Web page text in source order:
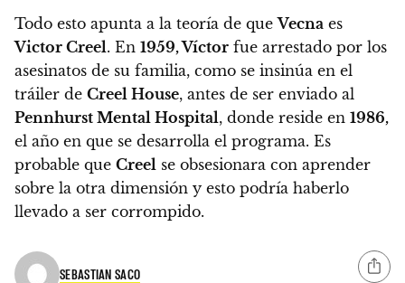
Todo esto apunta a la teoría de queVecna ​​es
Victor Creel. En 1959, Víctor fue arrestado por los
asesinatos de su familia, como se insinúa en el
tráiler de Creel House, antes de ser enviado al
Pennhurst Mental Hospital, donde reside en 1986,
el año en que se desarrolla el programa. Es
probable que Creel se obsesionara con aprender
sobre la otra dimensión y esto podría haberlo
llevado a ser corrompido.
SEBASTIAN SACO